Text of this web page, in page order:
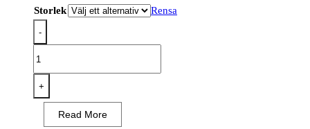
Storlek
Rensa
-
Nitrosafe
Essential
Multipack
+
Read More